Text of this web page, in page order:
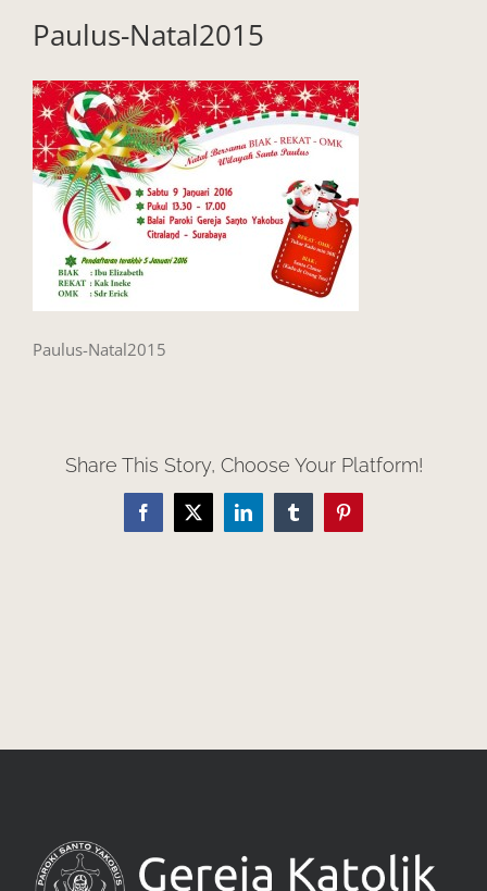
Paulus-Natal2015
Paulus-Natal2015
Share This Story, Choose Your Platform!
Facebook
X LinkedInTumblrPinterest